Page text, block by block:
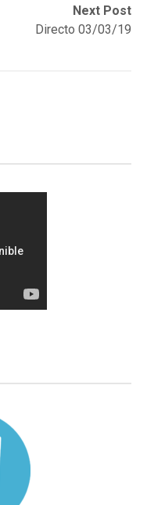
Next Post
Directo 03/03/19